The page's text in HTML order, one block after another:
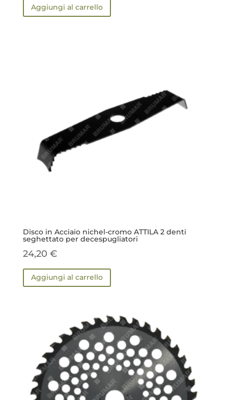
Aggiungi al carrello
Disco in Acciaio nichel-cromo ATTILA 2 denti
seghettato per decespugliatori
24,20 €
Aggiungi al carrello